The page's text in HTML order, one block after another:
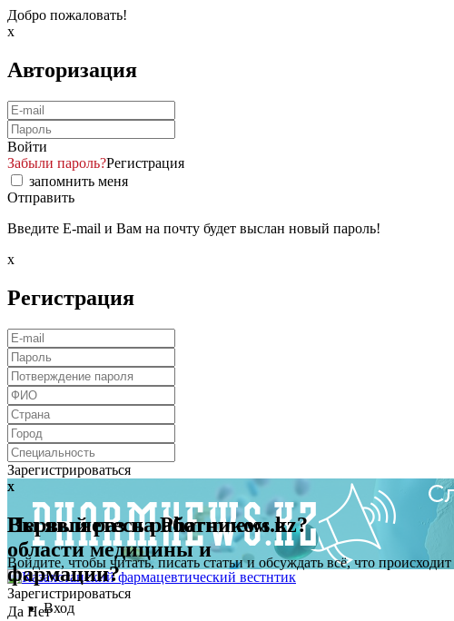
Добро пожаловать!
x
Авторизация
Войти
Забыли пароль?Регистрация
запомнить меня
Отправить
Введите E-mail и Вам на почту будет выслан новый пароль!
x
Регистрация
Зарегистрироваться
x
Первый раз на Pharmnews.kz?
Войдите, чтобы читать, писать статьи и обсуждать всё, что
Зарегистрироваться
x
Вы являетесь работником в
области медицины и
фармации?
Да НетВход